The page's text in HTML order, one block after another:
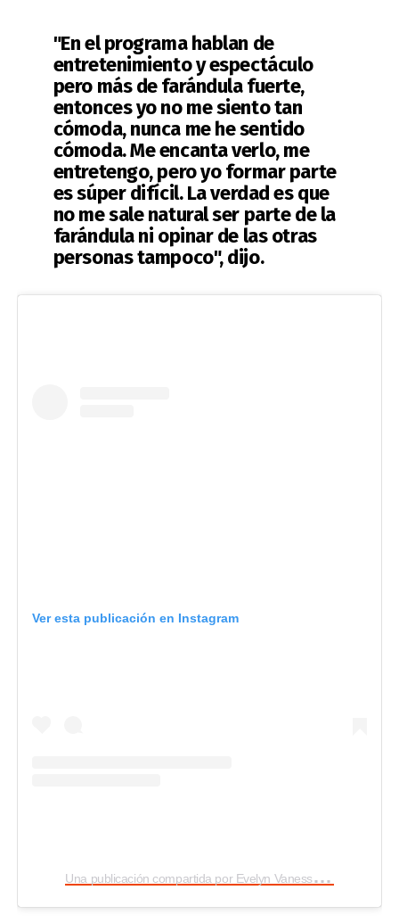
"En el programa hablan de
entretenimiento y espectáculo
pero más de farándula fuerte,
entonces yo no me siento tan
cómoda, nunca me he sentido
cómoda. Me encanta verlo, me
entretengo, pero yo formar parte
es súper difícil. La verdad es que
no me sale natural ser parte de la
farándula ni opinar de las otras
personas tampoco", dijo.
Ver esta publicación en Instagram
U
na publicación compartida por Evelyn Vanessa Calderón (@evelynvcalderon)